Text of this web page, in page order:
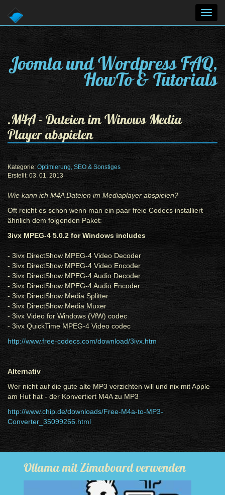
Joomla und Wordpress FAQ,
HowTo & Tutorials
.M4A - Dateien im Winows Media
Player abspielen
Kategorie:Optimierung, SEO & Sonstiges
Erstellt: 03. 01. 2013
Wie kann ich M4A Dateien im Mediaplayer abspielen?
Oft reicht es schon wenn man ein paar freie Codecs installiert
ähnlich dem folgenden Paket:
3ivx MPEG-4 5.0.2 for Windows includes
- 3ivx DirectShow MPEG-4 Video Decoder
- 3ivx DirectShow MPEG-4 Video Encoder
- 3ivx DirectShow MPEG-4 Audio Decoder
- 3ivx DirectShow MPEG-4 Audio Encoder
- 3ivx DirectShow Media Splitter
- 3ivx DirectShow Media Muxer
- 3ivx Video for Windows (VfW) codec
- 3ivx QuickTime MPEG-4 Video codec
http://www.free-codecs.com/download/3ivx.htm
Alternativ
Wer nicht auf die gute alte MP3 verzichten will und nix mit Apple
am Hut hat - der Konvertiert M4A zu MP3
http://www.chip.de/downloads/Free-M4a-to-MP3-
Converter_35099266.html
Ollama mit Zimaboard verwenden